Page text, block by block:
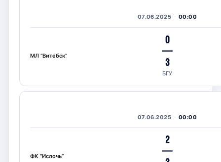
07.06.2025 00:00
МЛ “Витебск”
0
—
3
БГУ
07.06.2025 00:00
ФК “Ислочь”
2
—